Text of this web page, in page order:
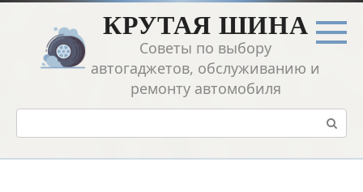
Перейти
контенту
КРУТАЯ ШИНА
Советы по выбору
автогаджетов, обслуживанию и
ремонту автомобиля
Поиск: